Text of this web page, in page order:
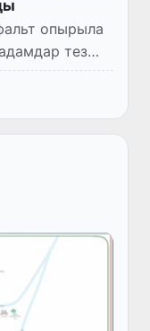
опырыла
тез
қашу үшін